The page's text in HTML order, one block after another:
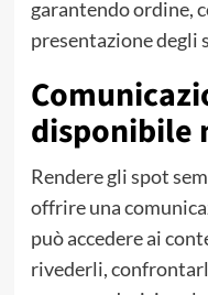
garantendo ordine,
presentazione degli
disponibile
Rendere gli spot
offrire una
può accedere ai
rivederli,